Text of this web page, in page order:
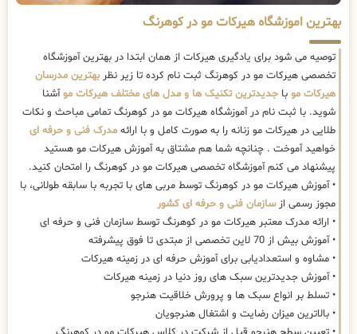
بهترین اموزشگاه هیرکات مو در کوهرنگ
توصیه می شود برای یادگیری هیرکات از همان ابتدا در بهترین آموزشگاه
تخصصی هیرکات مو در کوهرنگ ثبت نام کرده تا زیر نظربهترین مدرسان
هیرکات مو با جدیدترین تکنیک ها و مدل های مختلف هیرکات موآشنا
شوید. با ثبت نام در آموزشگاه هیرکات مو در کوهرنگ تمامی مباحث و نکات
طلایی در هیرکات مو زنانه را به صورت کامل و با ارائه مدرک فنی و حرفه ای
خواهید آموخت . چنانچه شما هم مشتاق به آموزش هیرکات مو هستید
پیشنهاد می کنم آموزشگاه تخصصی هیرکات مو در کوهرنگ را امتحان کنید.
• آموزش هیرکات مو در کوهرنگ توسط مربی های با تجربه با سابقه طولانی، با
مجوز رسمی ازسازمان فنی و حرفه ای کشور
• ارائه مدرک معتبر هیرکات مو در کوهرنگ توسط سازمان فنی و حرفه ای
• آموزش بیش از 70 لاین تخصصی از مبتدی تا فوق پیشرفته
• مشاوه و استعدادیابی برای آموزش حرفه ای در زمینه هیرکات
• آموزش جدیدترین سبک های روز دنیا در زمینه هیرکات
• تسلط بر انواع سبک ها و پرورش خلاقیت هنرجو
• بالاترین میزان رضایت و اشتغال هنرجویان